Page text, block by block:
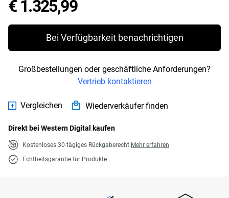
€ 1.325,99Price € 1.325,99
Bei Verfügbarkeit benachrichtigen
Großbestellungen oder geschäftliche Anforderungen?
Vertrieb kontaktieren
Vergleichen Wiederverkäufer finden
Direkt bei Western Digital kaufen
Kostenloses 30-tägiges Rückgaberecht Mehr erfahren
Echtheitsgarantie für Produkte